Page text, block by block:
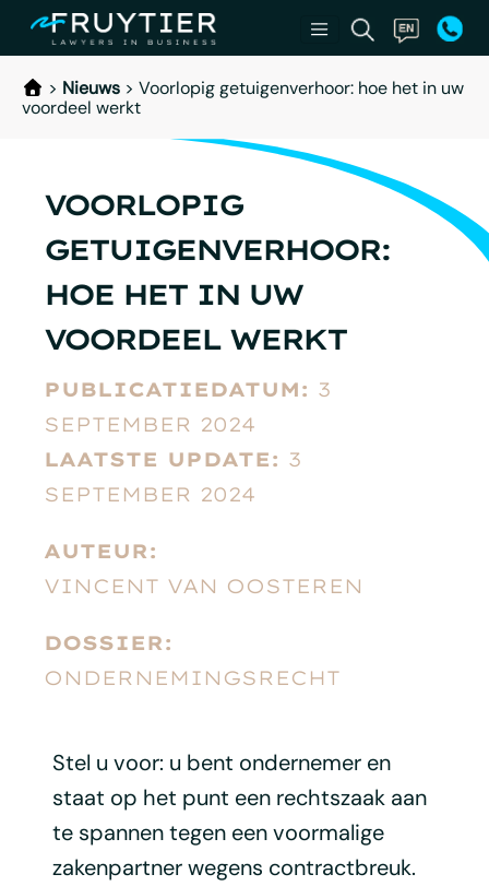
> Nieuws > Voorlopig getuigenverhoor: hoe het in uw
voordeel werkt
VOORLOPIG
GETUIGENVERHOOR:
HOE HET IN UW
VOORDEEL WERKT
PUBLICATIEDATUM: 3
SEPTEMBER 2024
LAATSTE UPDATE: 3
SEPTEMBER 2024
AUTEUR:
VINCENT VAN OOSTEREN
DOSSIER:
ONDERNEMINGSRECHT
Stel u voor: u bent ondernemer en
staat op het punt een rechtszaak aan
te spannen tegen een voormalige
zakenpartner wegens contractbreuk.